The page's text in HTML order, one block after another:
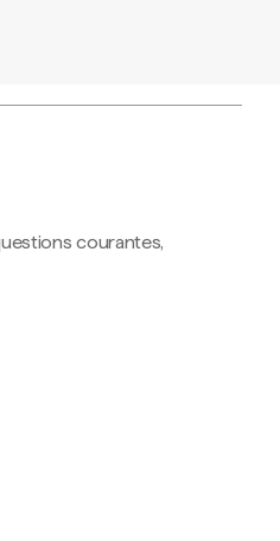
courantes,